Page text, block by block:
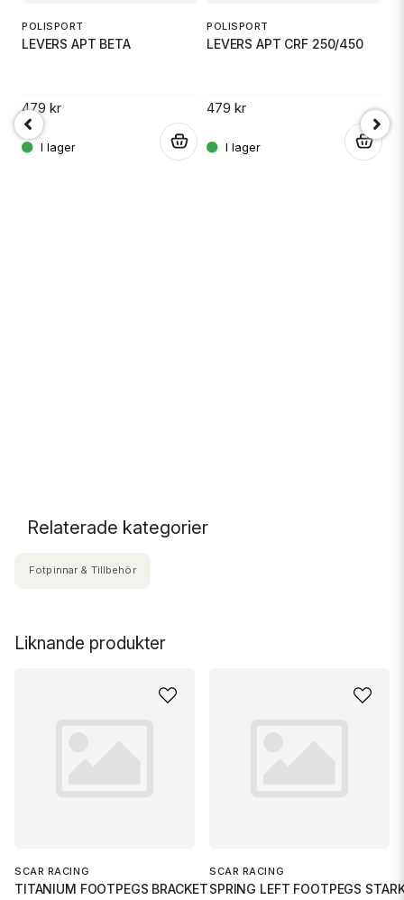
POLISPORT
LEVERS APT BETA
479 kr
POLISPORT
LEVERS APT CRF 250/450
479 kr
.
Liknande produkter
SCAR RACING
TITANIUM FOOTPEGS BRACKETS YZF
SCAR RACING
SPRING LEFT FOOTPEGS
Relaterade kategorier
Fotpinnar & Tillbehör